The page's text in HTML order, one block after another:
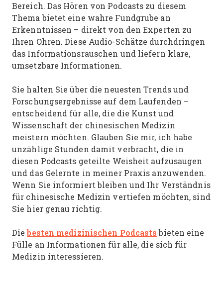
Bereich. Das Hören von Podcasts zu diesem
Thema bietet eine wahre Fundgrube an
Erkenntnissen – direkt von den Experten zu
Ihren Ohren. Diese Audio-Schätze durchdringen
das Informationsrauschen und liefern klare,
umsetzbare Informationen.
Sie halten Sie über die neuesten Trends und
Forschungsergebnisse auf dem Laufenden –
entscheidend für alle, die die Kunst und
Wissenschaft der chinesischen Medizin
meistern möchten. Glauben Sie mir, ich habe
unzählige Stunden damit verbracht, die in
diesen Podcasts geteilte Weisheit aufzusaugen
und das Gelernte in meiner Praxis anzuwenden.
Wenn Sie informiert bleiben und Ihr Verständnis
für chinesische Medizin vertiefen möchten, sind
Sie hier genau richtig.
Diebesten medizinischen Podcastsbieten eine
Fülle an Informationen für alle, die sich für
Medizin interessieren.